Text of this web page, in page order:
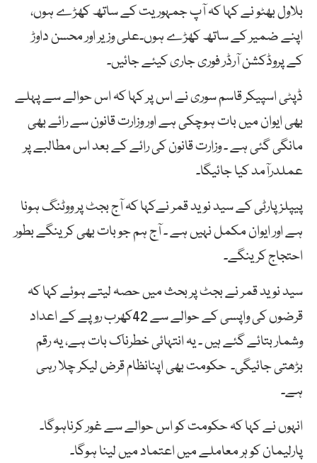
بلاول بھٹو نے کہا کہ آپ جمہوریت کے ساتھ کھڑے ہوں،
اپنے ضمیر کے ساتھ کھڑے ہوں۔علی وزیر اور محسن داوڑ
کے پروڈکشن آرڈر فوری جاری کیئے جائیں۔
ڈپٹی اسپیکر قاسم سوری نے اس پر کہا کہ اس حوالے سے پہلے
بھی ایوان میں بات ہوچکی ہے اور وزارت قانون سے رائے بھی
مانگی گئی ہے ۔ وزارت قانون کی رائے کے بعد اس مطالبے پر
عملدرآمد کیا جائیگا۔
پیپلزپارٹی کے سید نوید قمر نےکہا کہ آج بجٹ پر ووٹنگ ہونا
ہے اور ایوان مکمل نہیں ہے ۔ آج ہم جو بات بھی کرینگے بطور
احتجاج کرینگے۔
سید نوید قمر نے بجٹ پر بحث میں حصہ لیتے ہوئے کہا کہ
قرضوں کی واپسی کے حوالے سے 42کھرب روپے کے اعداد
وشمار بتائے گئے ہیں ۔ یہ انتہائی خطرناک بات ہے، یہ رقم
بڑھتی جائیگی۔ حکومت بھی اپنانظام قرض لیکر چلا رہی
ہے۔
انہوں نے کہا کہ حکومت کو اس حوالے سے غور کرناہوگا۔
پارلیمان کو ہر معاملے میں اعتماد میں لینا ہوگا۔